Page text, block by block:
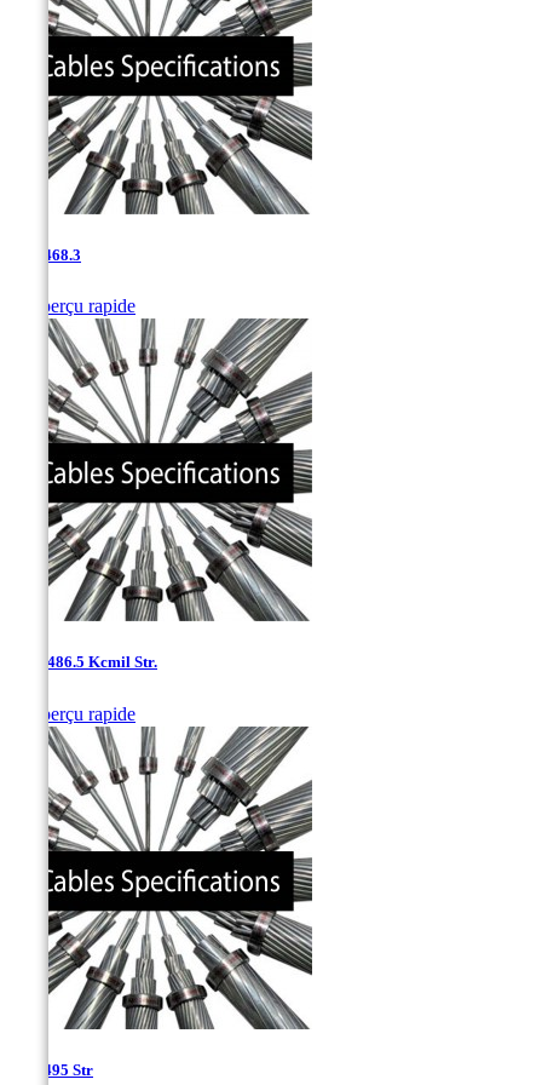
0.85-468.3
Aperçu rapide
0.85 -486.5 Kcmil Str.
Aperçu rapide
0.85-495 Str